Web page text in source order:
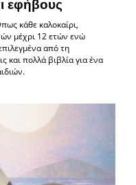
εφήβους
κάθε καλοκαίρι,
μέχρι 12 ετών ενώ
από τη
και πολλά βιβλία για ένα